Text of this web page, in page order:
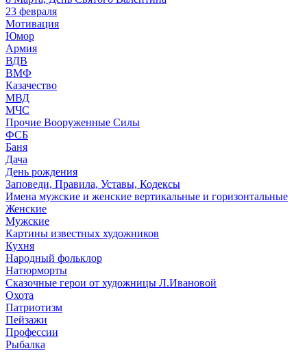
23 февраля
Мотивация
Юмор
Армия
ВДВ
ВМФ
Казачество
МВД
МЧС
Прочие Вооруженные Силы
ФСБ
Баня
Дача
День рождения
Заповеди, Правила, Уставы, Кодексы
Имена мужские и женские вертикальные и горизонтальные
Женские
Мужские
Картины известных художников
Кухня
Народный фольклор
Натюрморты
Сказочные герои от художницы Л.Ивановой
Охота
Патриотизм
Пейзажи
Профессии
Рыбалка